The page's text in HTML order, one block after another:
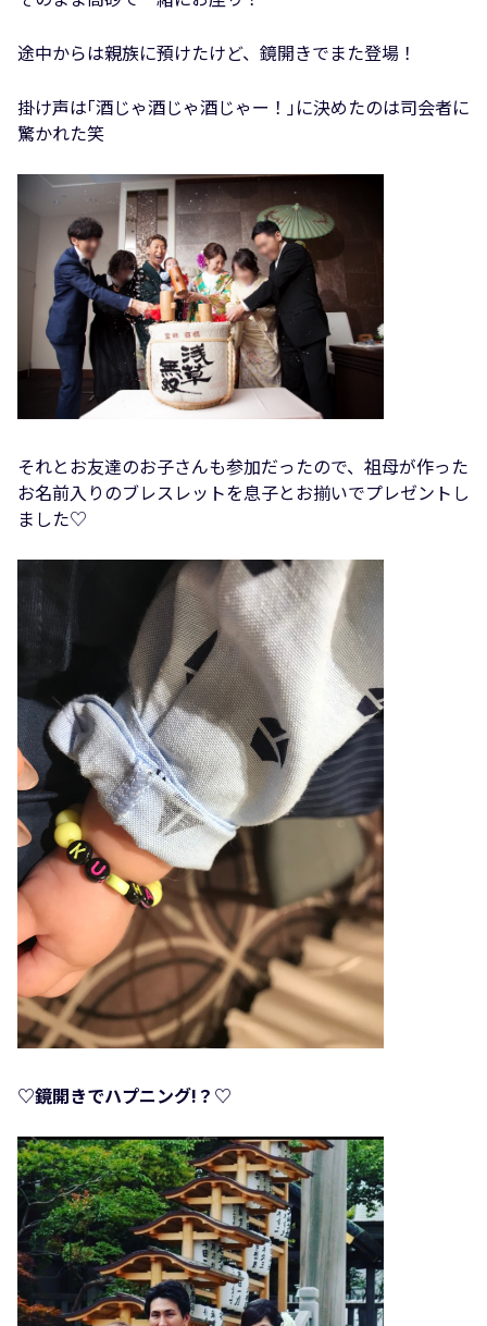
途中からは親族に預けたけど、鏡開きでまた登場！
掛け声は｢酒じゃ酒じゃ酒じゃー！｣に決めたのは司会者に
驚かれた笑
それとお友達のお子さんも参加だったので、祖母が作った
お名前入りのブレスレットを息子とお揃いでプレゼントし
ました♡
♡鏡開きでハプニング!？♡